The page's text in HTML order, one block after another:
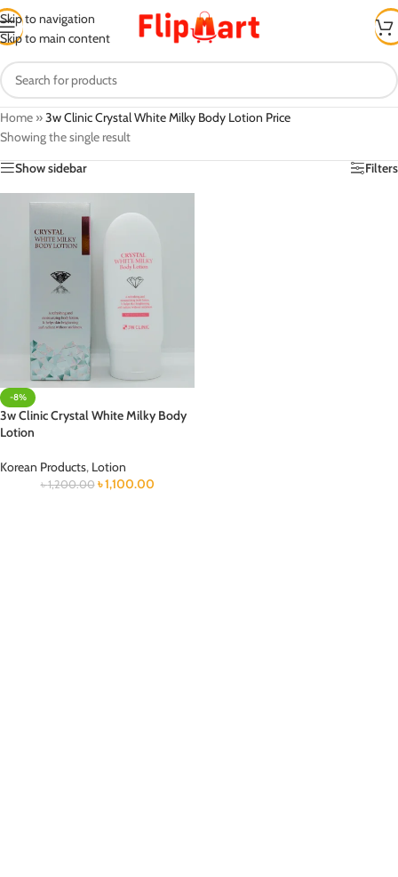
Skip to navigation
Skip to main content
Home »3w Clinic Crystal White Milky Body Lotion Price
Showing the single result
Show sidebar
Filters
-8%
3w Clinic Crystal White Milky Body
Lotion
Korean Products, Lotion
৳1,200.00 ৳1,100.00